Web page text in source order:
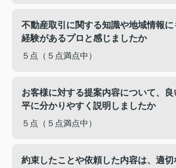
不動産取引に関する知識や地域情報
経験があるプロと感じましたか
５点（５点満点中）
お客様に対する提案内容について、
平に分かりやすく説明しましたか
５点（５点満点中）
約束したことや依頼した内容は、適